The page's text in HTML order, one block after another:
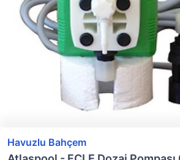
Havuzlu Bahçem